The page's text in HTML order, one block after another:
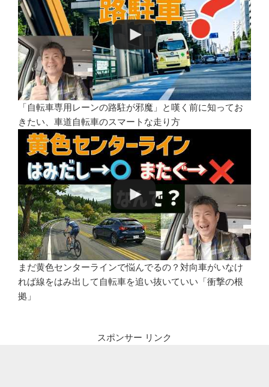
「自転車専用レーンの路駐が邪魔」と嘆く前に知ってお
きたい、車道自転車のスマートな走り方
まだ黄色センターラインで悩んでるの？対向車がいなけ
れば線をはみ出して自転車を追い抜いていい「衝撃の根
拠」
スポンサー リンク